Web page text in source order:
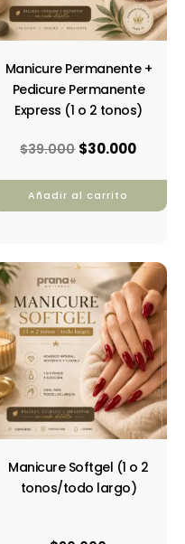
Manicure Permanente +
Pedicure Permanente
Express (1 o 2 tonos)
$39.000 $30.000
Añadir al carrito
Manicure Softgel (1 o 2
tonos/todo largo)